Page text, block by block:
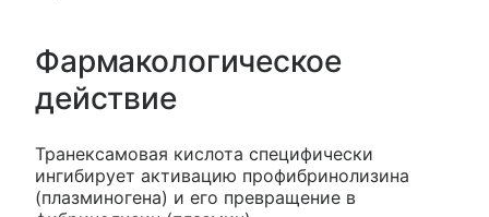
Фармакологическое
действие
Транексамовая кислота специфически
ингибирует активацию профибринолизина
(плазминогена) и его превращение в